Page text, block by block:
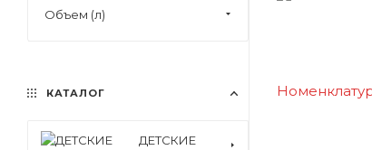
Объем (л)
КАТАЛОГ
ДЕТСКИЕ